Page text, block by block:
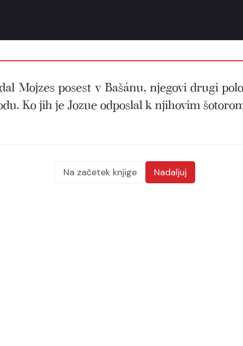
Mojzes posest v Bašánu, njegovi drugi
Ko jih je Jozue odposlal k njihovim
Na začetek knjige Nadaljuj